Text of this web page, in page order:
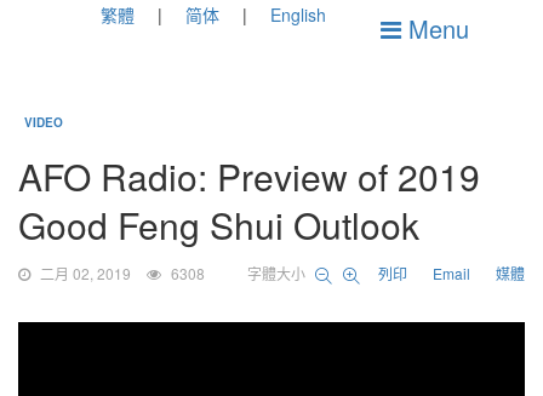
繁體 简体 English Menu
VIDEO
AFO Radio: Preview of 2019
Good Feng Shui Outlook
二月 02, 2019 6308 字體大小 列印 Email 媒體